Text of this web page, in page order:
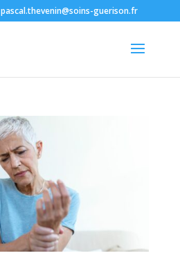
pascal.thevenin@soins-guerison.fr